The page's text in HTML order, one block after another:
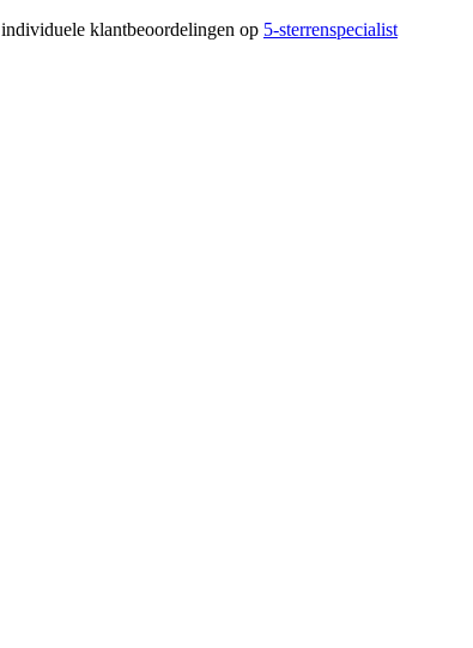
individuele klantbeoordelingen op 5-sterrenspecialist